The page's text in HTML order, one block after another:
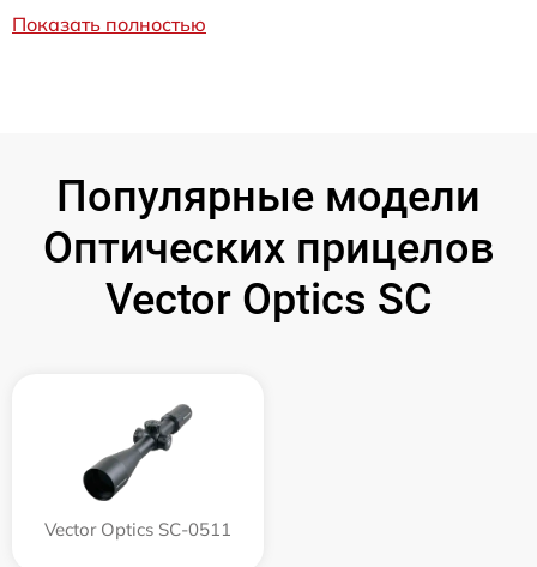
Показать полностью
Популярные модели
Оптических прицелов
Vector Optics SC
Vector Optics SC-0511